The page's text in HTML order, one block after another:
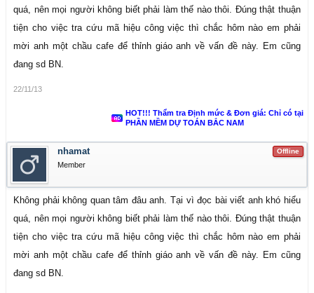
quá, nên mọi người không biết phải làm thế nào thôi. Đúng thật thuận
tiện cho việc tra cứu mã hiệu công việc thì chắc hôm nào em phải
mời anh một chầu cafe để thỉnh giáo anh về vấn đề này. Em cũng
đang sd BN.
22/11/13
HOT!!! Thẩm tra Định mức & Đơn giá: Chỉ có tại
PHẦN MỀM DỰ TOÁN BẮC NAM
Offline
nhamat
Member
Không phải không quan tâm đâu anh. Tại vì đọc bài viết anh khó hiểu
quá, nên mọi người không biết phải làm thế nào thôi. Đúng thật thuận
tiện cho việc tra cứu mã hiệu công việc thì chắc hôm nào em phải
mời anh một chầu cafe để thỉnh giáo anh về vấn đề này. Em cũng
đang sd BN.